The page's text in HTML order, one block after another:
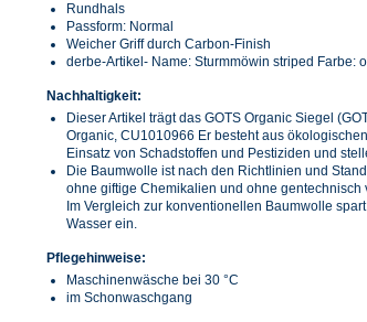
Rundhals
Passform: Normal
Weicher Griff durch Carbon-Finish
derbe-Artikel- Name: Sturmmöwin striped Farbe:
Nachhaltigkeit:
Dieser Artikel trägt das GOTS Organic Siegel
Organic, CU1010966 Er besteht aus
Einsatz von Schadstoffen und Pestiziden und
Die Baumwolle ist nach den Richtlinien und
ohne giftige Chemikalien und ohne
Im Vergleich zur konventionellen Baumwolle
Wasser ein.
Pflegehinweise:
Maschinenwäsche bei 30 °C
im Schonwaschgang